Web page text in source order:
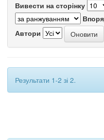
Вивести на сторінку
Автори
Результати 1-2 зі 2.